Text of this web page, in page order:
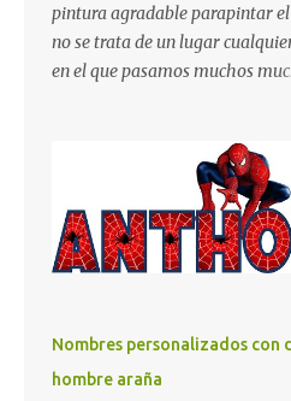
pintura agradable parapintar
no se trata de un lugar
en el que pasamos muchos
de un lugar propio que
días y por ende debemos tratar
sea un lugar muy agradable y
también para nuestra vista. Te
algunas sugerencias que
dormitorio. El color naranja es
opción para recibir esa luz y
todo ser humano necesita. El
Nombres personalizados con
hombre araña